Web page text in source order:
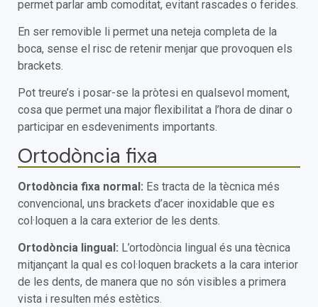
permet parlar amb comoditat, evitant rascades o ferides.
En ser removible li permet una neteja completa de la
boca, sense el risc de retenir menjar que provoquen els
brackets.
Pot treure’s i posar-se la pròtesi en qualsevol moment,
cosa que permet una major flexibilitat a l’hora de dinar o
participar en esdeveniments importants.
Ortodòncia fixa
Ortodòncia fixa normal: Es tracta de la tècnica més
convencional, uns brackets d’acer inoxidable que es
col·loquen a la cara exterior de les dents.
Ortodòncia lingual: L’ortodòncia lingual és una tècnica
mitjançant la qual es col·loquen brackets a la cara interior
de les dents, de manera que no són visibles a primera
vista i resulten més estètics.